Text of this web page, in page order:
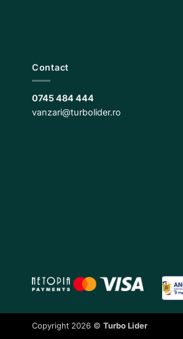
Contact
0745 484 444
vanzari@turbolider.ro
Copyright 2026 © Turbo Lider